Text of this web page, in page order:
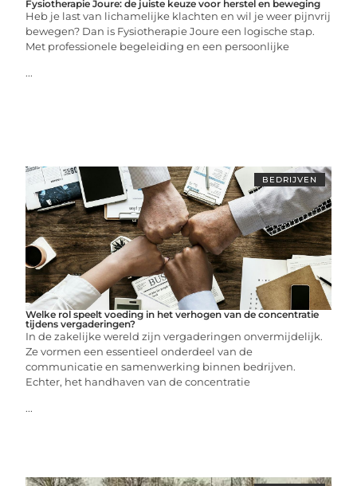
Fysiotherapie Joure: de juiste keuze voor herstel en beweging
Heb je last van lichamelijke klachten en wil je weer pijnvrij
bewegen? Dan is Fysiotherapie Joure een logische stap.
Met professionele begeleiding en een persoonlijke
...
BEDRIJVEN
Welke rol speelt voeding in het verhogen van de concentratie
tijdens vergaderingen?
In de zakelijke wereld zijn vergaderingen onvermijdelijk.
Ze vormen een essentieel onderdeel van de
communicatie en samenwerking binnen bedrijven.
Echter, het handhaven van de concentratie
...